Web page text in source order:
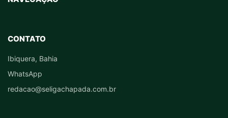
CONTATO
Ibiquera, Bahia
WhatsApp
redacao@seligachapada.com.br